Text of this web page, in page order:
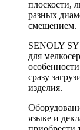
плоскости,
разных
смещением.
SENOLY
для
сразу
изделия.
языке и